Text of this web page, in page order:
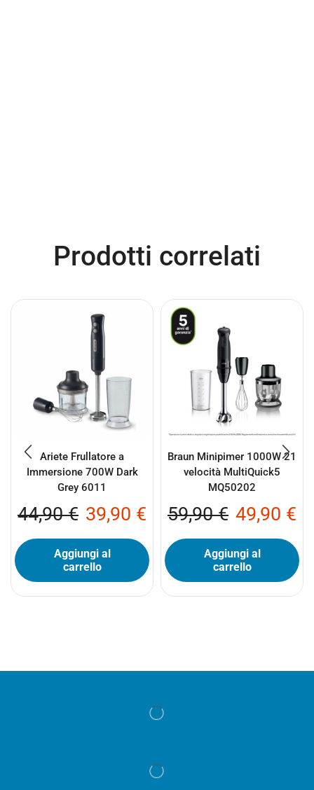
Prodotti correlati
Ariete Frullatore a
Immersione 700W Dark
Grey 6011
44,90€ 39,90 €
Aggiungi al
carrello
Braun Minipimer 1000W 21
velocità MultiQuick5
MQ50202
59,90€ 49,90 €
Aggiungi al
carrello